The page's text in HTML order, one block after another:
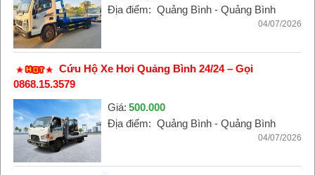
Địa điểm: Quảng Bình - Quảng Bình
04/07/2026
Cứu Hộ Xe Hơi Quảng Bình 24/24 – Gọi
0868.15.3579
Giá: 500.000
Địa điểm: Quảng Bình - Quảng Bình
04/07/2026